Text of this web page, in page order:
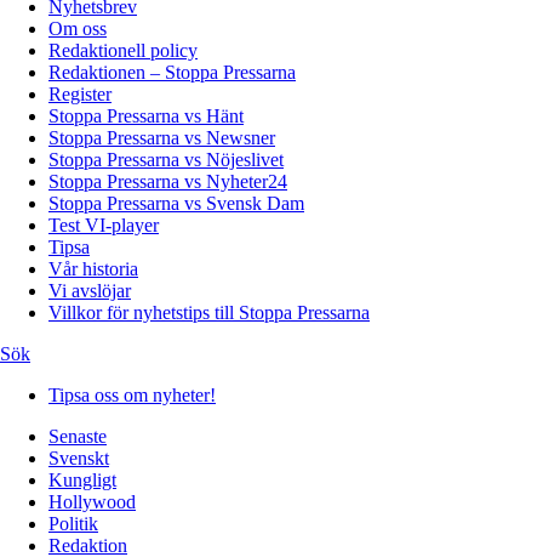
Nyhetsbrev
Om oss
Redaktionell policy
Redaktionen – Stoppa Pressarna
Register
Stoppa Pressarna vs Hänt
Stoppa Pressarna vs Newsner
Stoppa Pressarna vs Nöjeslivet
Stoppa Pressarna vs Nyheter24
Stoppa Pressarna vs Svensk Dam
Test VI-player
Tipsa
Vår historia
Vi avslöjar
Villkor för nyhetstips till Stoppa Pressarna
Sök
Tipsa oss om nyheter!
Senaste
Svenskt
Kungligt
Hollywood
Politik
Redaktion